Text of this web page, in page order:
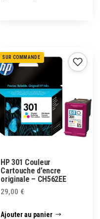
SUR COMMANDE
HP 301 Couleur
Cartouche d’encre
originale – CH562EE
29,00 €
Ajouter au panier